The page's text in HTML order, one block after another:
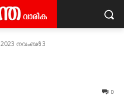
2023 നവംബർ 3
0